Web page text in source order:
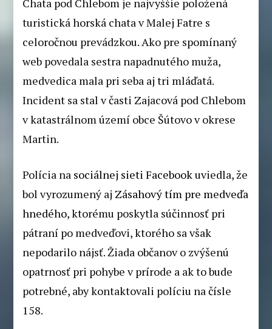
Chata pod Chlebom je najvyššie položená
turistická horská chata v Malej Fatre s
celoročnou prevádzkou. Ako pre spomínaný
web povedala sestra napadnutého muža,
medvedica mala pri seba aj tri mláďatá.
Incident sa stal v časti Zajacová pod Chlebom
v katastrálnom území obce Šútovo v okrese
Martin.
Polícia na sociálnej sieti Facebookuviedla, že
bol vyrozumený aj Zásahový tím pre medveďa
hnedého, ktorému poskytla súčinnosť pri
pátraní po medveďovi, ktorého sa však
nepodarilo nájsť. Žiada občanov o zvýšenú
opatrnosť pri pohybe v prírode a ak to bude
potrebné, aby kontaktovali políciu na čísle
158.